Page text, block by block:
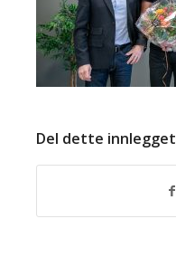
Del dette innlegget